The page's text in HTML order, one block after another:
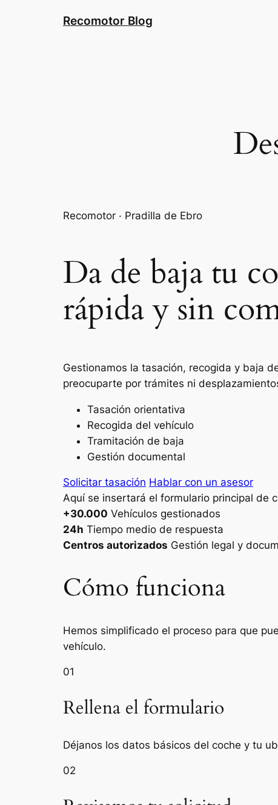
Recomotor Blog
Recomotor · Pradilla de Ebro
Da de baja tu
rápida y sin
Gestionamos la tasación, recogida y baja
preocuparte por trámites ni
Tasación orientativa
Recogida del vehículo
Tramitación de baja
Gestión documental
Solicitar tasación Hablar con un asesor
Aquí se insertará el formulario principal de
+30.000 Vehículos gestionados
24h Tiempo medio de respuesta
Centros autorizados Gestión legal y
Cómo funciona
Hemos simplificado el proceso para que
vehículo.
01
Rellena el formulario
Déjanos los datos básicos del coche y tu
02